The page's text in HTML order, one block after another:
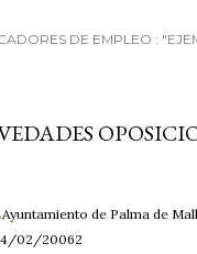
DE EMPLEO :
Ayuntamiento de Palma de
02/20062